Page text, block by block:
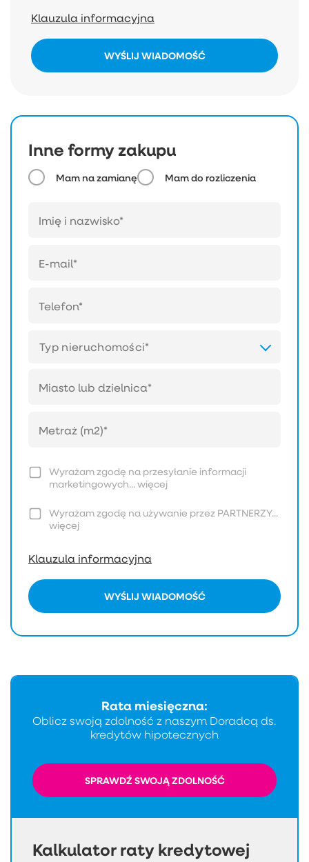
Klauzula informacyjna
WYŚLIJ WIADOMOŚĆ
Inne formy zakupu
Mam na zamianę Mam do rozliczenia
Typ nieruchomości*
Wyrażam zgodę na przesyłanie informacji
marketingowych...więcej
Wyrażam zgodę na używanie przez PARTNERZY...
więcej
Klauzula informacyjna
WYŚLIJ WIADOMOŚĆ
Kalkulator raty kredytowej
Rata miesięczna:
Oblicz swoją zdolność z naszym Doradcą ds.
kredytów hipotecznych
SPRAWDŹ SWOJĄ ZDOLNOŚĆ